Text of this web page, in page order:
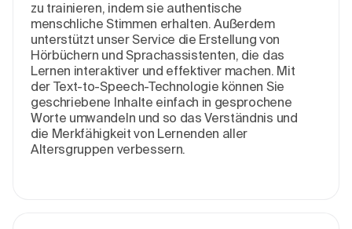
zu trainieren, indem sie authentische
menschliche Stimmen erhalten. Außerdem
unterstützt unser Service die Erstellung von
Hörbüchern und Sprachassistenten, die das
Lernen interaktiver und effektiver machen. Mit
der Text-to-Speech-Technologie können Sie
geschriebene Inhalte einfach in gesprochene
Worte umwandeln und so das Verständnis und
die Merkfähigkeit von Lernenden aller
Altersgruppen verbessern.